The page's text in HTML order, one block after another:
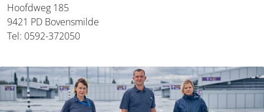
Hoofdweg 185
9421 PD Bovensmilde
Tel: 0592-372050